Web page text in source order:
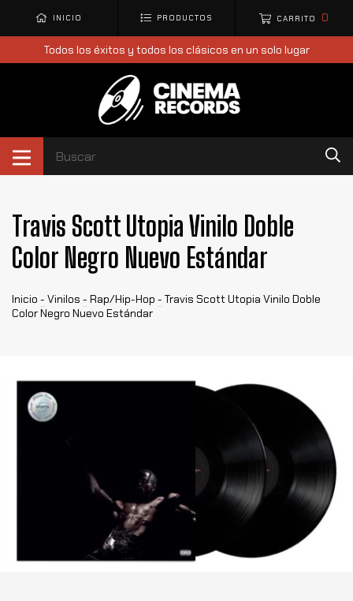
INICIO PRODUCTOS CARRITO 0
Todos los éxitos y todos los clásicos en un solo lugar
Travis Scott Utopia Vinilo Doble
Color Negro Nuevo Estándar
Inicio - Vinilos - Rap/Hip-Hop - Travis Scott Utopia Vinilo Doble
Color Negro Nuevo Estándar